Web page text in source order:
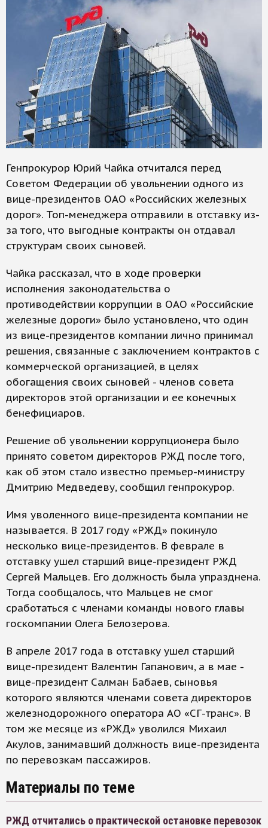
Генпрокурор Юрий Чайка отчитался перед
Советом Федерации об увольнении одного из
вице-президентов ОАО «Российских железных
дорог». Топ-менеджера отправили в отставку из-
за того, что выгодные контракты он отдавал
структурам своих сыновей.
Чайка рассказал, что в ходе проверки
исполнения законодательства о
противодействии коррупции в ОАО «Российские
железные дороги» было установлено, что один
из вице-президентов компании лично принимал
решения, связанные с заключением контрактов с
коммерческой организацией, в целях
обогащения своих сыновей - членов совета
директоров этой организации и ее конечных
бенефициаров.
Решение об увольнении коррупционера было
принято советом директоров РЖД после того,
как об этом стало известно премьер-министру
Дмитрию Медведеву, сообщил генпрокурор.
Имя уволенного вице-президента компании не
называется. В 2017 году «РЖД» покинуло
несколько вице-президентов. В феврале в
отставку ушел старший вице-президент РЖД
Сергей Мальцев. Его должность была упразднена.
Тогда сообщалось, что Мальцев не смог
сработаться с членами команды нового главы
госкомпании Олега Белозерова.
В апреле 2017 года в отставку ушел старший
вице-президент Валентин Гапанович, а в мае -
вице-президент Салман Бабаев, сыновья
которого являются членами совета директоров
железнодорожного оператора АО «СГ-транс». В
том же месяце из «РЖД» уволился Михаил
Акулов, занимавший должность вице-президента
по перевозкам пассажиров.
Материалы по теме
РЖД отчитались о практической остановке перевозок